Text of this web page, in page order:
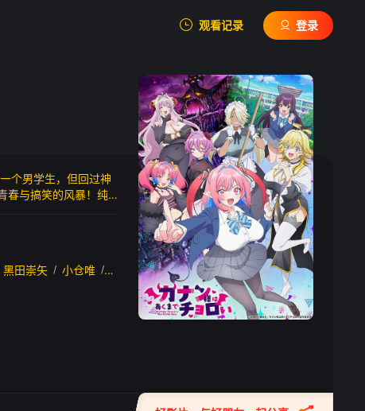
观看记录
暂无观看影片的记录
登录
个男学生，但回过神
春与搞笑的风暴！纯
黑田崇矢 / 小仓唯 / 竹达彩奈 / 小林优